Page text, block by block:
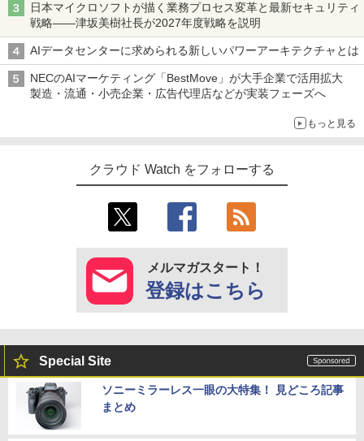
日本マイクロソフトが描く業務プロセス変革と最新セキュリティ
戦略――津坂美樹社長が2027年度戦略を説明
AIデータセンターに求められる新しいパワーアーキテクチャとは
NECのAIマーケティング「BestMove」が大手企業で活用拡大
製造・流通・小売企業・広告代理店などが実装フェーズへ
もっと見る
クラウド Watch をフォローする
メルマガスタート！
登録はこちら
Special Site
ソニーミラーレス一眼の大特集！ 見どころ記事
まとめ